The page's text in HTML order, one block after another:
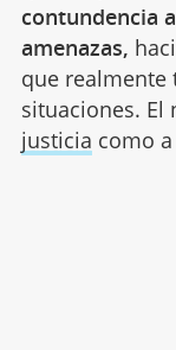
contundencia
amenazas,
que realmente
situaciones. El
justicia como